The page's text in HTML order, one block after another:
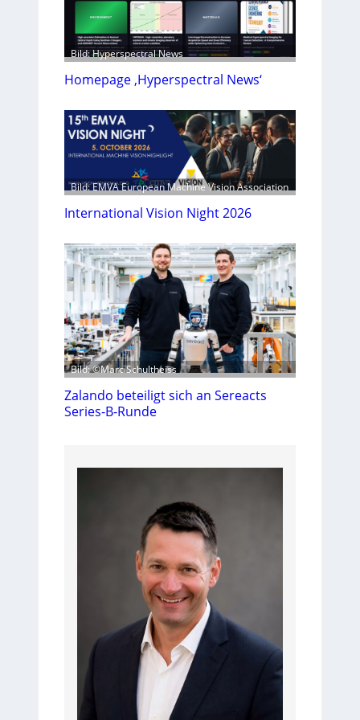
Bild: Hyperspectral News
Homepage ‚Hyperspectral News‘
Bild: EMVA European Machine Vision Association
International Vision Night 2026
Bild: ©Marc Schultheiss
Zalando beteiligt sich an Sereacts
Series-B-Runde